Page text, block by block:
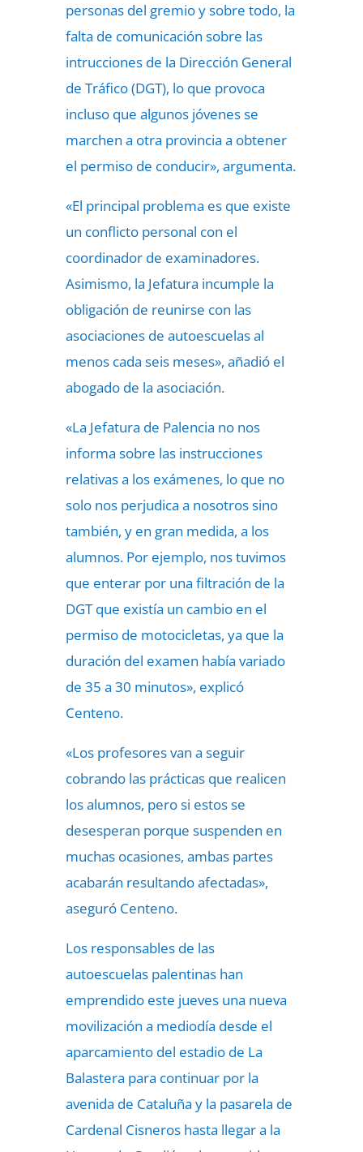
personas del gremio y sobre todo, la
falta de comunicación sobre las
intrucciones de la Dirección General
de Tráfico (DGT), lo que provoca
incluso que algunos jóvenes se
marchen a otra provincia a obtener
el permiso de conducir», argumenta.
«El principal problema es que existe
un conflicto personal con el
coordinador de examinadores.
Asimismo, la Jefatura incumple la
obligación de reunirse con las
asociaciones de autoescuelas al
menos cada seis meses», añadió el
abogado de la asociación.
«La Jefatura de Palencia no nos
informa sobre las instrucciones
relativas a los exámenes, lo que no
solo nos perjudica a nosotros sino
también, y en gran medida, a los
alumnos. Por ejemplo, nos tuvimos
que enterar por una filtración de la
DGT que existía un cambio en el
permiso de motocicletas, ya que la
duración del examen había variado
de 35 a 30 minutos», explicó
Centeno.
«Los profesores van a seguir
cobrando las prácticas que realicen
los alumnos, pero si estos se
desesperan porque suspenden en
muchas ocasiones, ambas partes
acabarán resultando afectadas»,
aseguró Centeno.
Los responsables de las
autoescuelas palentinas han
emprendido este jueves una nueva
movilización a mediodía desde el
aparcamiento del estadio de La
Balastera para continuar por la
avenida de Cataluña y la pasarela de
Cardenal Cisneros hasta llegar a la